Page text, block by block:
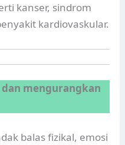
kanser, sindrom
kardiovaskular.
mengurangkan
balas fizikal, emosi